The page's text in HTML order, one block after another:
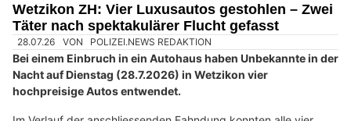
e
n
s
c
h
?
Wetzikon ZH: Vier Luxusautos gestohlen – Zwei
Täter nach spektakulärer Flucht gefasst